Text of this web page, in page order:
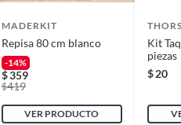
MADERKIT
Repisa 80 cm blanco
-14%
$359
$419
VER PRODUCTO
Kit
piezas
$20